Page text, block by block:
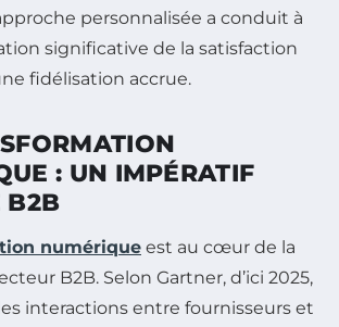
personnalisée a conduit à
significative de la satisfaction
fidélisation accrue.
: UN IMPÉRATIF
B2B
numérique est au cœur de la
B2B. Selon Gartner, d’ici 2025,
interactions entre fournisseurs et